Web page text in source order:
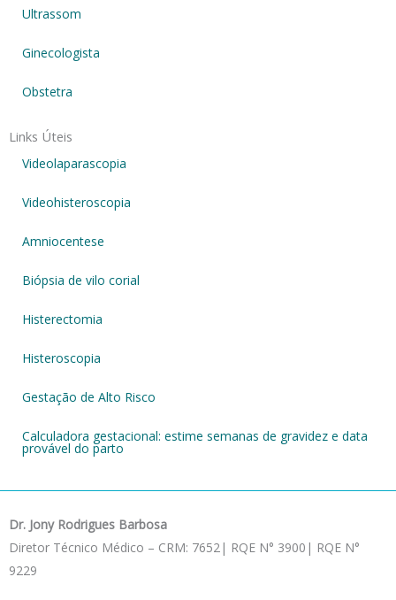
Ultrassom
Ginecologista
Obstetra
Links Úteis
Videolaparascopia
Videohisteroscopia
Amniocentese
Biópsia de vilo corial
Histerectomia
Histeroscopia
Gestação de Alto Risco
Calculadora gestacional: estime semanas de gravidez e data
provável do parto
Dr. Jony Rodrigues Barbosa
Diretor Técnico Médico – CRM: 7652| RQE N° 3900| RQE N°
9229